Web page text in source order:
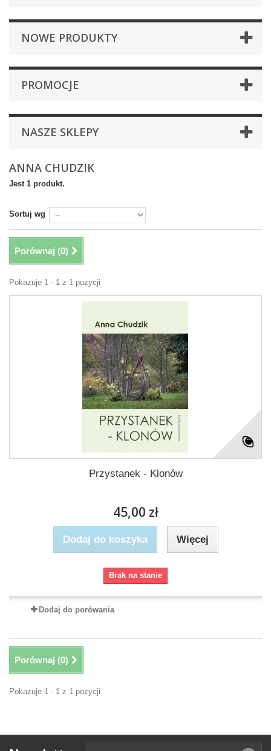
NOWE PRODUKTY
PROMOCJE
NASZE SKLEPY
ANNA CHUDZIK
Jest 1 produkt.
Sortuj wg
Porównaj (0)
Pokazuje 1 - 1 z 1 pozycji
Przystanek - Klonów
45,00 zł
Dodaj do koszyka Więcej
Brak na stanie
Dodaj do porówania
Porównaj (0)
Pokazuje 1 - 1 z 1 pozycji